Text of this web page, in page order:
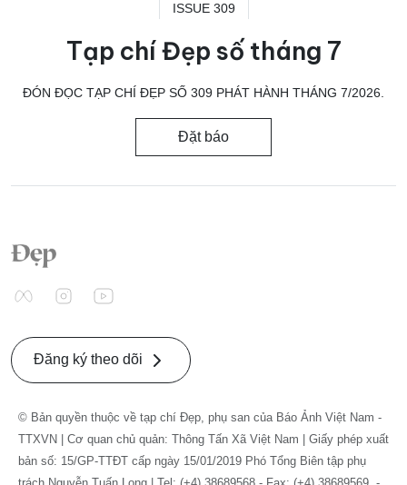
ISSUE 309
Tạp chí Đẹp số tháng 7
ĐÓN ĐỌC TẠP CHÍ ĐẸP SỐ 309 PHÁT HÀNH THÁNG 7/2026.
Đặt báo
Đăng ký theo dõi
© Bản quyền thuộc về tạp chí Đẹp, phụ san của Báo Ảnh Việt Nam -
TTXVN | Cơ quan chủ quản: Thông Tấn Xã Việt Nam | Giấy phép xuất
bản số: 15/GP-TTĐT cấp ngày 15/01/2019 Phó Tổng Biên tập phụ